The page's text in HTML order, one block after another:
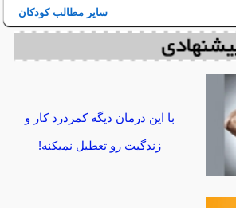
سایر مطالب کودکان
با این درمان دیگه کمردرد کار و
زندگیت رو تعطیل نمیکنه!